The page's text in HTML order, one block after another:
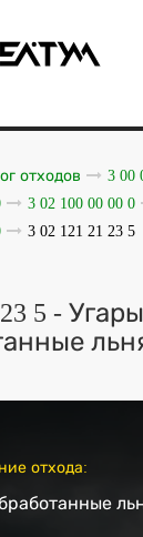
отходов
3 00
3 02 100 00 00 0
3 02 121 21 23 5
5 - Угары
отхода: